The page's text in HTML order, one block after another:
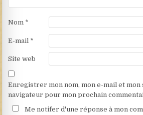
Nom *
E-mail *
Site web
Enregistrer mon nom, mon e-mail et mon
navigateur pour mon prochain
Me notifer d'une réponse à mon